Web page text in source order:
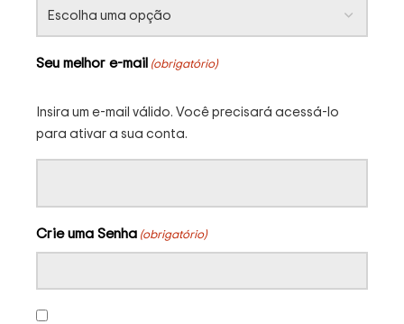
Seu melhor e-mail (obrigatório)
Insira um e-mail válido. Você precisará acessá-lo
para ativar a sua conta.
Crie uma Senha (obrigatório)